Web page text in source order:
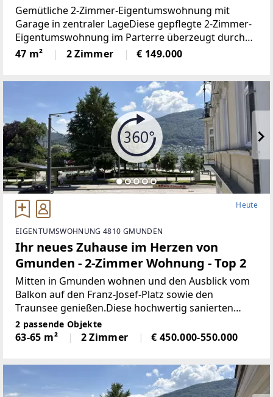
zentraler Lage
Gemütliche 2-Zimmer-Eigentumswohnung mit
Garage in zentraler LageDiese gepflegte 2-Zimmer-
Eigentumswohnung im Parterre überzeugt durch
ihre praktische Raumaufteilung sowie die attraktive
Lage mit guter Verkehrsanbindung. Das
47 m² 2 Zimmer € 149.000
Heute
EIGENTUMSWOHNUNG 4810 GMUNDEN
Ihr neues Zuhause im Herzen von
Gmunden - 2-Zimmer Wohnung - Top 2
Mitten in Gmunden wohnen und den Ausblick vom
Balkon auf den Franz-Josef-Platz sowie den
Traunsee genießen.Diese hochwertig sanierten
Wohnungen am Franz-Josef-Platz verbinden den
Charme eines Stadthauses (BJ 1970) mit modernem
2 passende Objekte
63-65 m² 2 Zimmer € 450.000-550.000